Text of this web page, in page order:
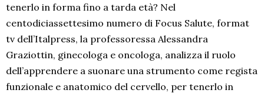
tenerlo in forma fino a tarda età? Nel
centodiciassettesimo numero di Focus Salute, format
tv dell’Italpress, la professoressa Alessandra
Graziottin, ginecologa e oncologa, analizza il ruolo
dell’apprendere a suonare una strumento come regista
funzionale e anatomico del cervello, per tenerlo in